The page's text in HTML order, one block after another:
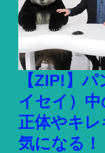
【ZIP!】
イセイ）
正体やキ
気になる！